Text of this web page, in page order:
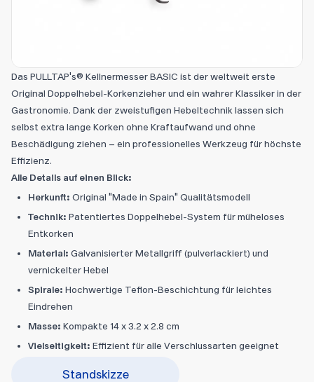
Das PULLTAP's® Kellnermesser BASIC ist der weltweit erste
Original Doppelhebel-Korkenzieher und ein wahrer Klassiker in der
Gastronomie. Dank der zweistufigen Hebeltechnik lassen sich
selbst extra lange Korken ohne Kraftaufwand und ohne
Beschädigung ziehen – ein professionelles Werkzeug für höchste
Effizienz.
Alle Details auf einen Blick:
Herkunft: Original "Made in Spain" Qualitätsmodell
Technik: Patentiertes Doppelhebel-System für müheloses
Entkorken
Material: Galvanisierter Metallgriff (pulverlackiert) und
vernickelter Hebel
Spirale: Hochwertige Teflon-Beschichtung für leichtes
Eindrehen
Masse: Kompakte 14 x 3.2 x 2.8 cm
Vielseitigkeit: Effizient für alle Verschlussarten geeignet
Standskizze